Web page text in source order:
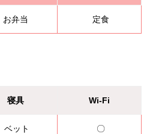
お弁当 定食
寝具 Wi-Fi
ベット 〇